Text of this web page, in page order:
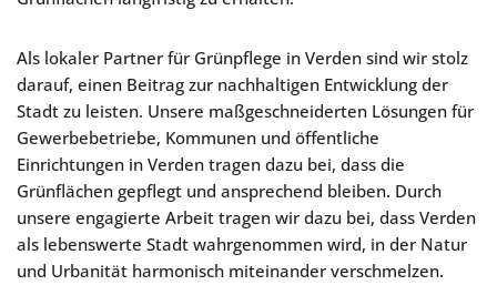
Als lokaler Partner für Grünpflege in Verden sind wir stolz
darauf, einen Beitrag zur nachhaltigen Entwicklung der
Stadt zu leisten. Unsere maßgeschneiderten Lösungen für
Gewerbebetriebe, Kommunen und öffentliche
Einrichtungen in Verden tragen dazu bei, dass die
Grünflächen gepflegt und ansprechend bleiben. Durch
unsere engagierte Arbeit tragen wir dazu bei, dass Verden
als lebenswerte Stadt wahrgenommen wird, in der Natur
und Urbanität harmonisch miteinander verschmelzen.